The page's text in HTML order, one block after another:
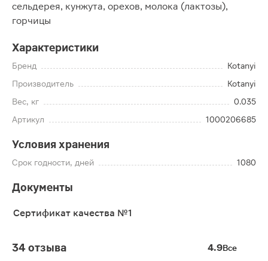
сельдерея, кунжута, орехов, молока (лактозы),
горчицы
Характеристики
Бренд
Kotanyi
Производитель
Kotanyi
Вес, кг
0.035
Артикул
1000206685
Условия хранения
Срок годности, дней 1080
Документы
Сертификат качества №1
34 отзыва 4.9Все